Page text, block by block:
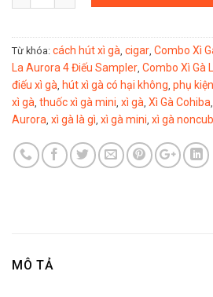
Từ khóa: cách hút xì gà, cigar, Combo Xì
La Aurora 4 Điếu Sampler, Combo Xì Gà
điếu xì gà, hút xì gà có hại không, phụ
xì gà, thuốc xì gà mini, xì gà, Xì Gà Cohiba,
Aurora, xì gà là gì, xì gà mini, xì gà
MÔ TẢ